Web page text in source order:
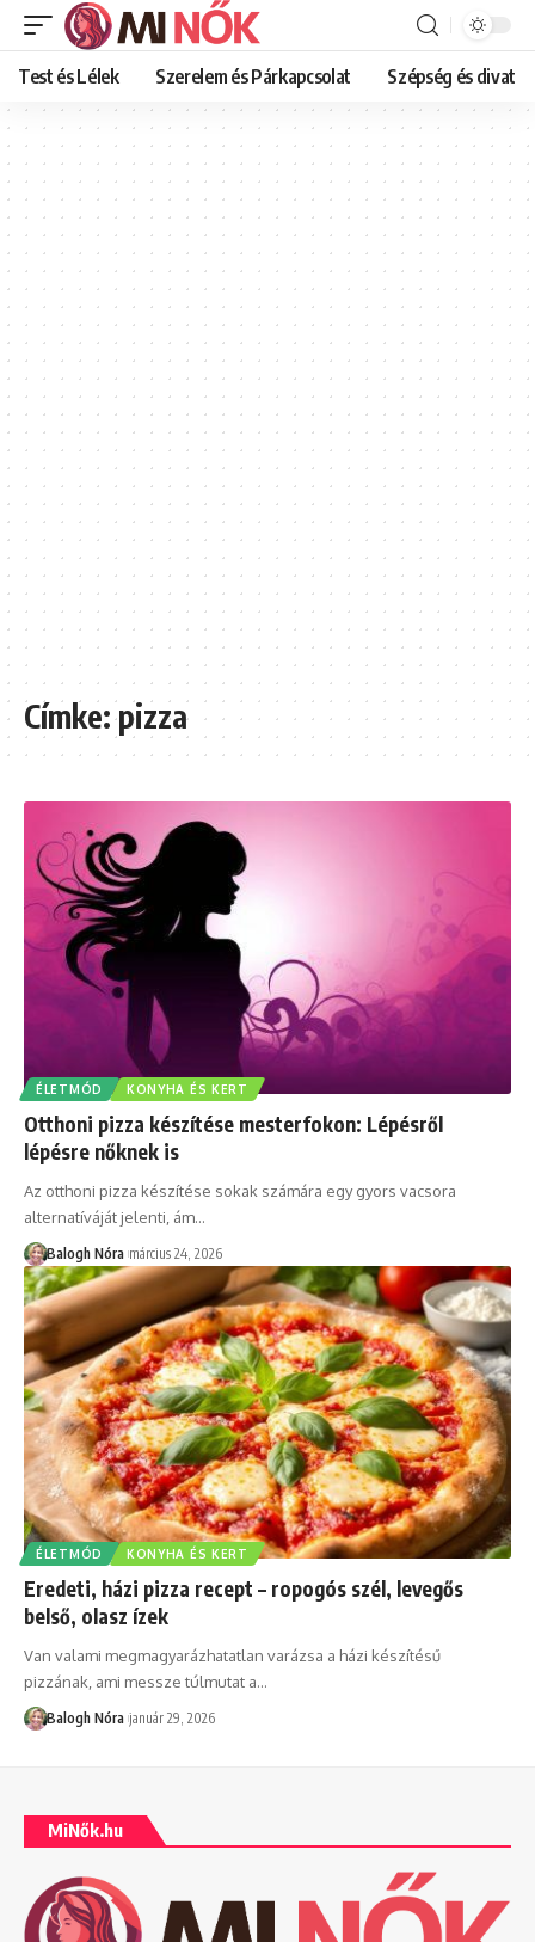
Test és Lélek Szerelem és Párkapcsolat Szépség és divat
Címke:pizza
ÉLETMÓD KONYHA ÉS KERT
Otthoni pizza készítése mesterfokon: Lépésről
lépésre nőknek is
Az otthoni pizza készítése sokak számára egy gyors vacsora
alternatíváját jelenti, ám…
Balogh Nóra március 24, 2026
ÉLETMÓD KONYHA ÉS KERT
Eredeti, házi pizza recept – ropogós szél, levegős
belső, olasz ízek
Van valami megmagyarázhatatlan varázsa a házi készítésű
pizzának, ami messze túlmutat a…
Balogh Nóra január 29, 2026
MiNők.hu